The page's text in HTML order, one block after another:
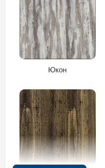
Горіх темний
Рожевий
Оберіть бажаний декор —
Юкон